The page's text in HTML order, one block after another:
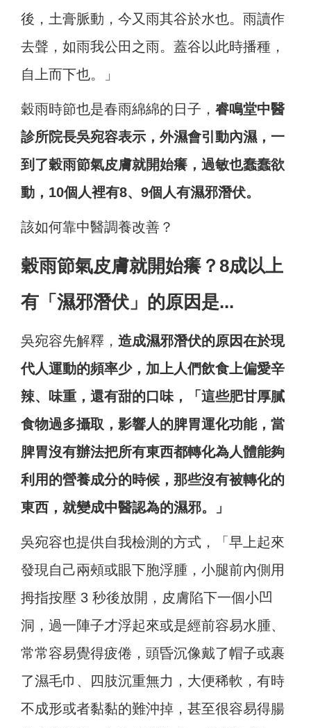
後，土膏脈動，今又雨其谷於水也。雨讀作
去聲，如雨我公田之雨。蓋谷以此時播種，
自上而下也。」
穀雨時節也是春雨綿綿的日子， 睿鳴堂中醫
診所院長吳宛容表示，外濕會引動內濕，一
到了穀雨節氣皮膚就開始癢，過敏也蠢蠢欲
動，10個人裡有8、9個人有濕邪潛伏。
該如何靠中醫調養改善？
穀雨節氣皮膚就開始癢？8成以上
有「濕邪潛伏」的原因是...
吳宛容先解釋， 造成濕邪潛伏的原因在於現
代人運動的頻率少，加上人們飲食上偏愛辛
辣、味重，還有甜的口味，「這些肥甘厚膩
食物過多攝取，影響人的脾胃運化功能，當
脾胃沒有辦法把所有東西都轉化為人體能夠
利用的營養成分的時候，那些沒有被轉化的
東西，就變成中醫認為的濕邪。」
吳宛容也提供自我檢測的方式，「早上起來
發現自己兩頰或眼下胞浮腫，小腿前內側用
拇指按壓 3 秒後放開，皮膚陷下一個小凹
洞，過一陣子才浮起來或是經前容易水腫、
常常容易覺得疲倦，頭昏沉像戴了帽子或裹
了濕毛巾、四肢沉重無力，大便稀軟，有時
不成形或者黏黏的難沖掉，甚至很容易得腸